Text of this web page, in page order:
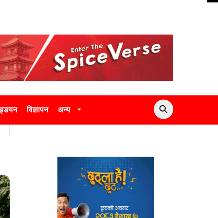
विज्ञापन अन्य